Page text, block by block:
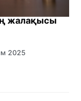
жалақысы
2025